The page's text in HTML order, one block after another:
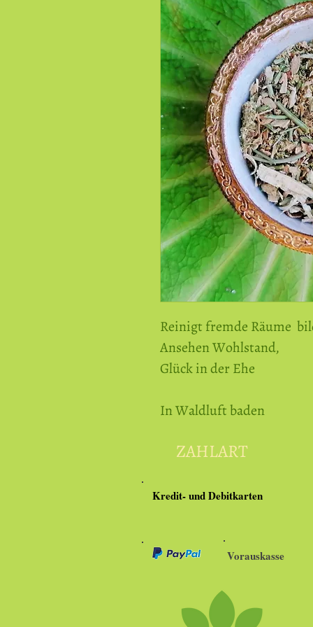
Reinigt fremde Räume
Ansehen Wohlstand,
Glück in der Ehe
In Waldluft baden
ZAHLART
Kredit- und Debitkarten
Vorauskasse